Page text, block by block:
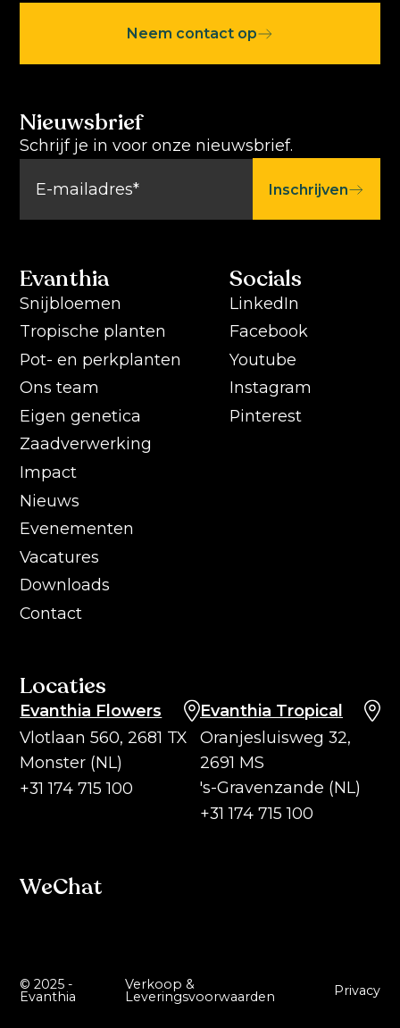
Neem contact op
Evanthia
Snijbloemen
Tropische planten
Pot- en perkplanten
Ons team
Eigen genetica
Zaadverwerking
Impact
Nieuws
Evenementen
Vacatures
Downloads
Contact
Socials
LinkedIn
Facebook
Youtube
Instagram
Pinterest
Locaties
Evanthia Flowers
Vlotlaan 560, 2681 TX
Monster (NL)
+31 174 715 100
Evanthia Tropical
Oranjesluisweg 32,
2691 MS
's-Gravenzande (NL)
+31 174 715 100
Nieuwsbrief
Schrijf je in voor onze nieuwsbrief.
Inschrijven
WeChat
© 2025 -
Evanthia
Verkoop &
Leveringsvoorwaarden Privacy